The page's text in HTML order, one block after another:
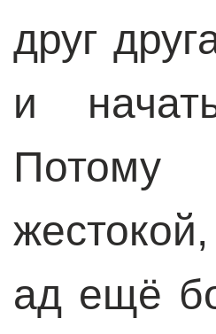
друг
и
Потому
ад ещё